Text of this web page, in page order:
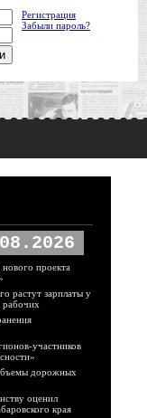
Регистрация
Забыли пароль?
проекта
растут зарплаты у
рабочих
участников
дорожных
оценил
края